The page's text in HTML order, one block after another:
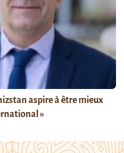
aspire à être mieux
»